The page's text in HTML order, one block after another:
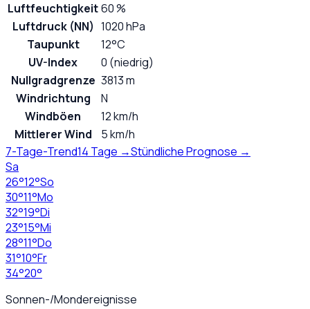
Luftfeuchtigkeit60 %
Luftdruck (NN) 1020 hPa
Taupunkt
12°C
UV-Index
0 (niedrig)
Nullgradgrenze 3813 m
Windrichtung
N
Windböen
12 km/h
Mittlerer Wind
5 km/h
7-Tage-Trend14 Tage →Stündliche Prognose →
Sa
26°12°So
30°11°Mo
32°19°Di
23°15°Mi
28°11°Do
31°10°Fr
34°20°
Sonnen-/Mondereignisse